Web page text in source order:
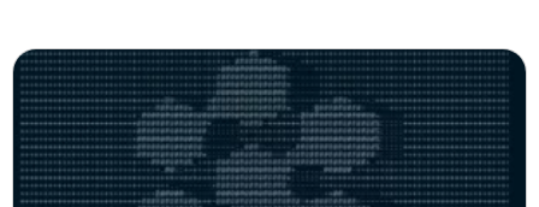
עמודעמודעמודעמודעמודעמודעמוד עמודעמוד עמוד עמוד עמוד עמוד עמוד עמוד עמוד עמוד עמוד